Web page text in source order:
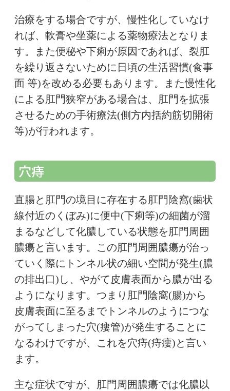
治療をする場合ですが、慢性化していなけ
れば、軟膏や坐薬による薬物療法となりま
す。また便秘や下痢が原因であれば、裂肛
を繰り返さないために日頃の生活習慣(食事
面 等)を改める必要もあります。また慢性化
による肛門狭窄がある場合は、肛門を拡張
させるための手術療法(側方内括約筋切開術
等)が行われます。
穴痔
直腸と肛門の境目に存在する肛門陰窩(歯状
線付近のくぼみ)に便中(下痢等)の細菌が溜
まるなどして化膿している状態を肛門周囲
膿瘍と言います。この肛門周囲膿瘍が治っ
ていく際にトンネル状の細い空間が発生(膿
の排出口)し、やがて皮膚表面から膿が出る
ようになります。つまり肛門陰窩(腸)から
皮膚表面に至るまでトンネルのようにつな
がってしまった穴(瘻管)が発生することに
なるわけですが、これを穴痔(痔瘻)と言い
ます。
主な症状ですが、肛門周囲膿瘍では化膿以